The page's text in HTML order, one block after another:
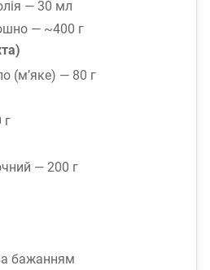
— 30 мл
— ~400 г
(м’яке) — 80 г
г
— 200 г
бажанням